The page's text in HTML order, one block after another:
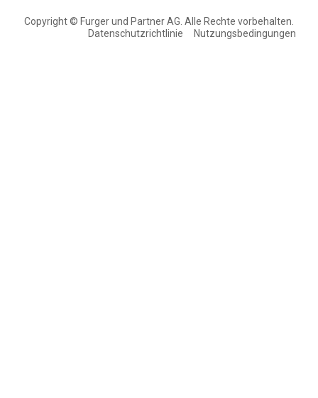
Copyright © Furger und Partner AG. Alle Rechte vorbehalten.
Datenschutzrichtlinie
Nutzungsbedingungen